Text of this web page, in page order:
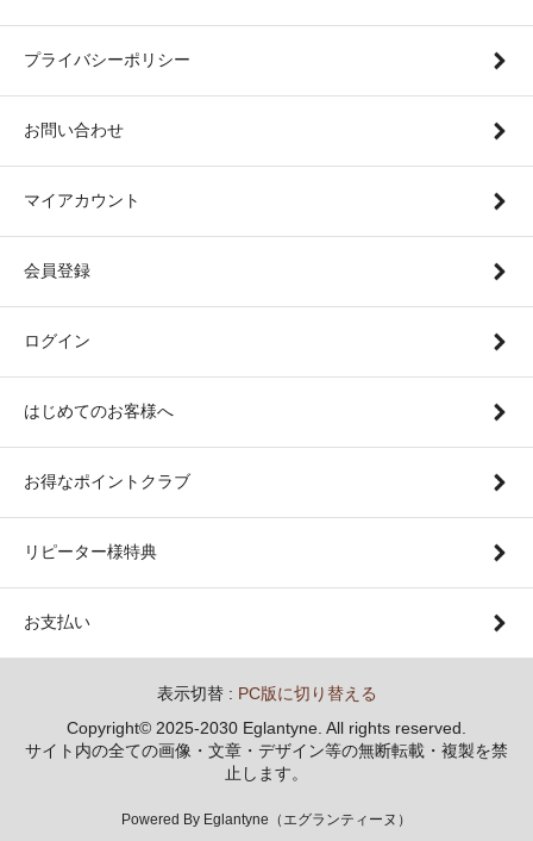
プライバシーポリシー
お問い合わせ
マイアカウント
会員登録
ログイン
はじめてのお客様へ
お得なポイントクラブ
リピーター様特典
お支払い
表示切替 : PC版に切り替える
Copyright© 2025-2030 Eglantyne. All rights reserved.
サイト内の全ての画像・文章・デザイン等の無断転載・複製を禁
止します。
Powered By Eglantyne（エグランティーヌ）